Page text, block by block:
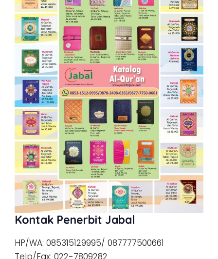
Kontak Penerbit Jabal
HP/WA: 085315129995/ 087777500661
Telp/Fax: 022-7809282